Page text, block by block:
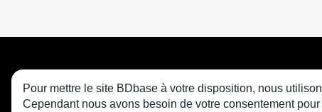
Pour mettre le site BDbase à votre disposition, nous
Cependant nous avons besoin de votre consentement